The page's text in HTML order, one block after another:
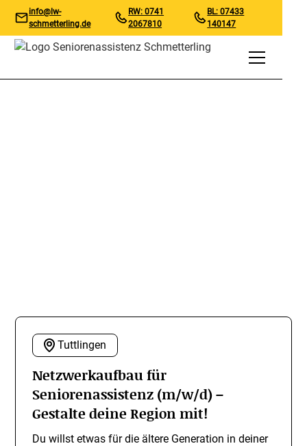
info@lw-
schmetterling.de
RW: 0741
2067810
BL: 07433
140147
Tuttlingen
Netzwerkaufbau für
Seniorenassistenz (m/w/d) –
Gestalte deine Region mit!
Du willst etwas für die ältere Generation in deiner